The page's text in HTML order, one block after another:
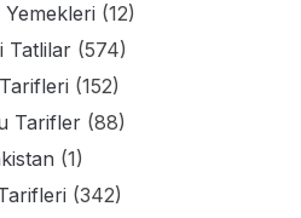
(12)
Tatlilar (574)
(152)
Tarifler (88)
(1)
(342)